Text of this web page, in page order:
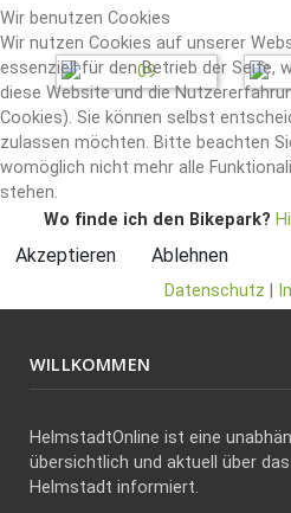
Wo finde ich den Bikepark?
WILLKOMMEN
HelmstadtOnline ist eine
übersichtlich und aktuell über
Helmstadt informiert.
Wir benutzen Cookies
Wir nutzen Cookies auf unserer
essenziell für den Betrieb der Seite,
diese Website und die
Cookies). Sie können selbst
zulassen möchten. Bitte beachten
womöglich nicht mehr alle
stehen.
Akzeptieren Ablehnen
Datenschutz